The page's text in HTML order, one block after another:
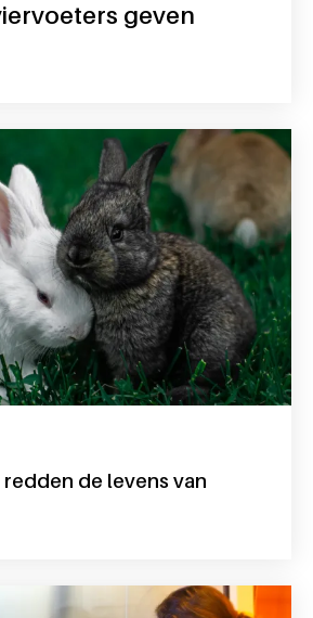
geven
ook onze viervoeters geven bloed
de levens van
bloeddonors redden de levens van